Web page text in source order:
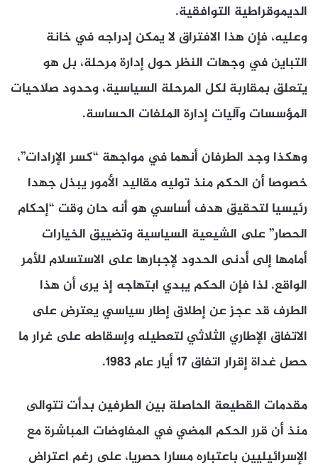
الديموقراطية التوافقية.
وعليه، فإن هذا الافتراق لا يمكن إدراجه في خانة
التباين في وجهات النظر حول إدارة مرحلة، بل هو
يتعلق بمقاربة لكل المرحلة السياسية، وحدود صلاحيات
المؤسسات وآليات إدارة الملفات الحساسة.
وهكذا وجد الطرفان أنهما في مواجهة “كسر الإرادات”،
خصوصا أن الحكم منذ توليه مقاليد الأمور يبذل جهدا
رئيسيا لتحقيق هدف أساسي هو أنه حان وقت “إحكام
الحصار” على الشيعية السياسية وتضييق الخيارات
أمامها إلى أدنى الحدود لإجبارها على الاستسلام للأمر
الواقع. لذا فإن الحكم يبدي ابتهاجه إذ يرى أن هذا
الطرف قد عجز عن إطلاق إطار سياسي يعترض على
الاتفاق الإطاري الثلاثي لتعطيله وإسقاطه على غرار ما
حصل غداة إقرار اتفاق 17 أيار عام 1983.
مقدمات القطيعة الحاصلة بين الطرفين بدأت تتوالى
منذ أن قرر الحكم المضي في المفاوضات المباشرة مع
الإسرائيليين باعتباره مسارا حصريا، على رغم اعتراض